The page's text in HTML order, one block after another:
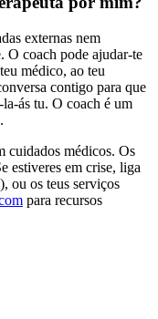
externas nem
O coach pode ajudar-te
médico, ao teu
contigo para que
ás tu. O coach é um
cuidados médicos. Os
estiveres em crise, liga
ou os teus serviços
para recursos